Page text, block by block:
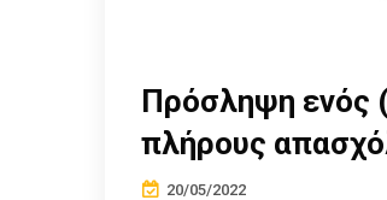
Πρόσληψη ενός
πλήρους
20/05/2022